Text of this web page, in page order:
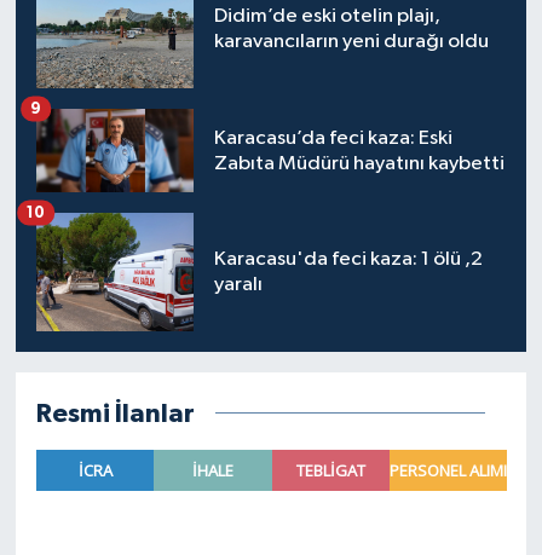
Didim’de eski otelin plajı,
karavancıların yeni durağı oldu
Karacasu’da feci kaza: Eski
Zabıta Müdürü hayatını kaybetti
9
Karacasu'da feci kaza: 1 ölü ,2
yaralı
10
Resmi İlanlar